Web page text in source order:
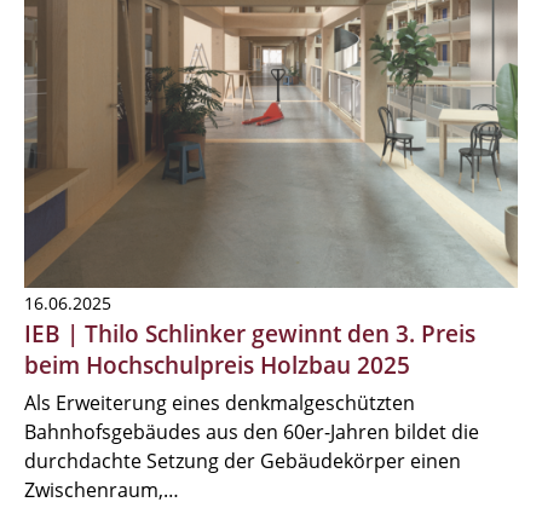
16.06.2025
IEB | Thilo Schlinker gewinnt den 3. Preis
beim Hochschulpreis Holzbau 2025
Als Erweiterung eines denkmalgeschützten
Bahnhofsgebäudes aus den 60er-Jahren bildet die
durchdachte Setzung der Gebäudekörper einen
Zwischenraum,…